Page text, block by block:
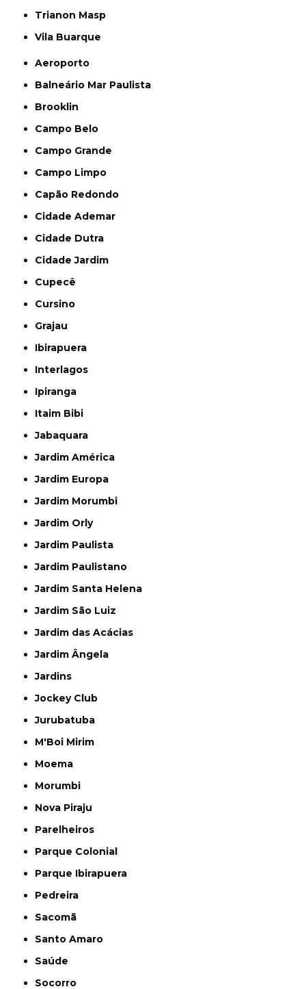
Trianon Masp
Vila Buarque
Aeroporto
Balneário Mar Paulista
Brooklin
Campo Belo
Campo Grande
Campo Limpo
Capão Redondo
Cidade Ademar
Cidade Dutra
Cidade Jardim
Cupecê
Cursino
Grajau
Ibirapuera
Interlagos
Ipiranga
Itaim Bibi
Jabaquara
Jardim América
Jardim Europa
Jardim Morumbi
Jardim Orly
Jardim Paulista
Jardim Paulistano
Jardim Santa Helena
Jardim São Luiz
Jardim das Acácias
Jardim Ângela
Jardins
Jockey Club
Jurubatuba
M'Boi Mirim
Moema
Morumbi
Nova Piraju
Parelheiros
Parque Colonial
Parque Ibirapuera
Pedreira
Sacomã
Santo Amaro
Saúde
Socorro